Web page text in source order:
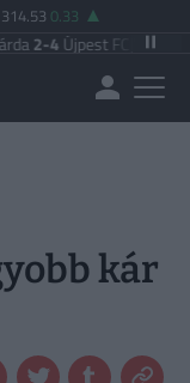
314.53 0.33
2-4Újpest FC Vasas
kár